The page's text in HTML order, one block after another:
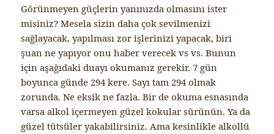
Görünmeyen güçlerin yanınızda olmasını ister
misiniz? Mesela sizin daha çok sevilmenizi
sağlayacak, yapılması zor işlerinizi yapacak, biri
şuan ne yapıyor onu haber verecek vs vs. Bunun
için aşağıdaki duayı okumanız gerekir. 7 gün
boyunca günde 294 kere. Sayı tam 294 olmak
zorunda. Ne eksik ne fazla. Bir de okuma esnasında
varsa alkol içermeyen güzel kokular sürünün. Ya da
güzel tütsüler yakabilirsiniz. Ama kesinlikle alkollü